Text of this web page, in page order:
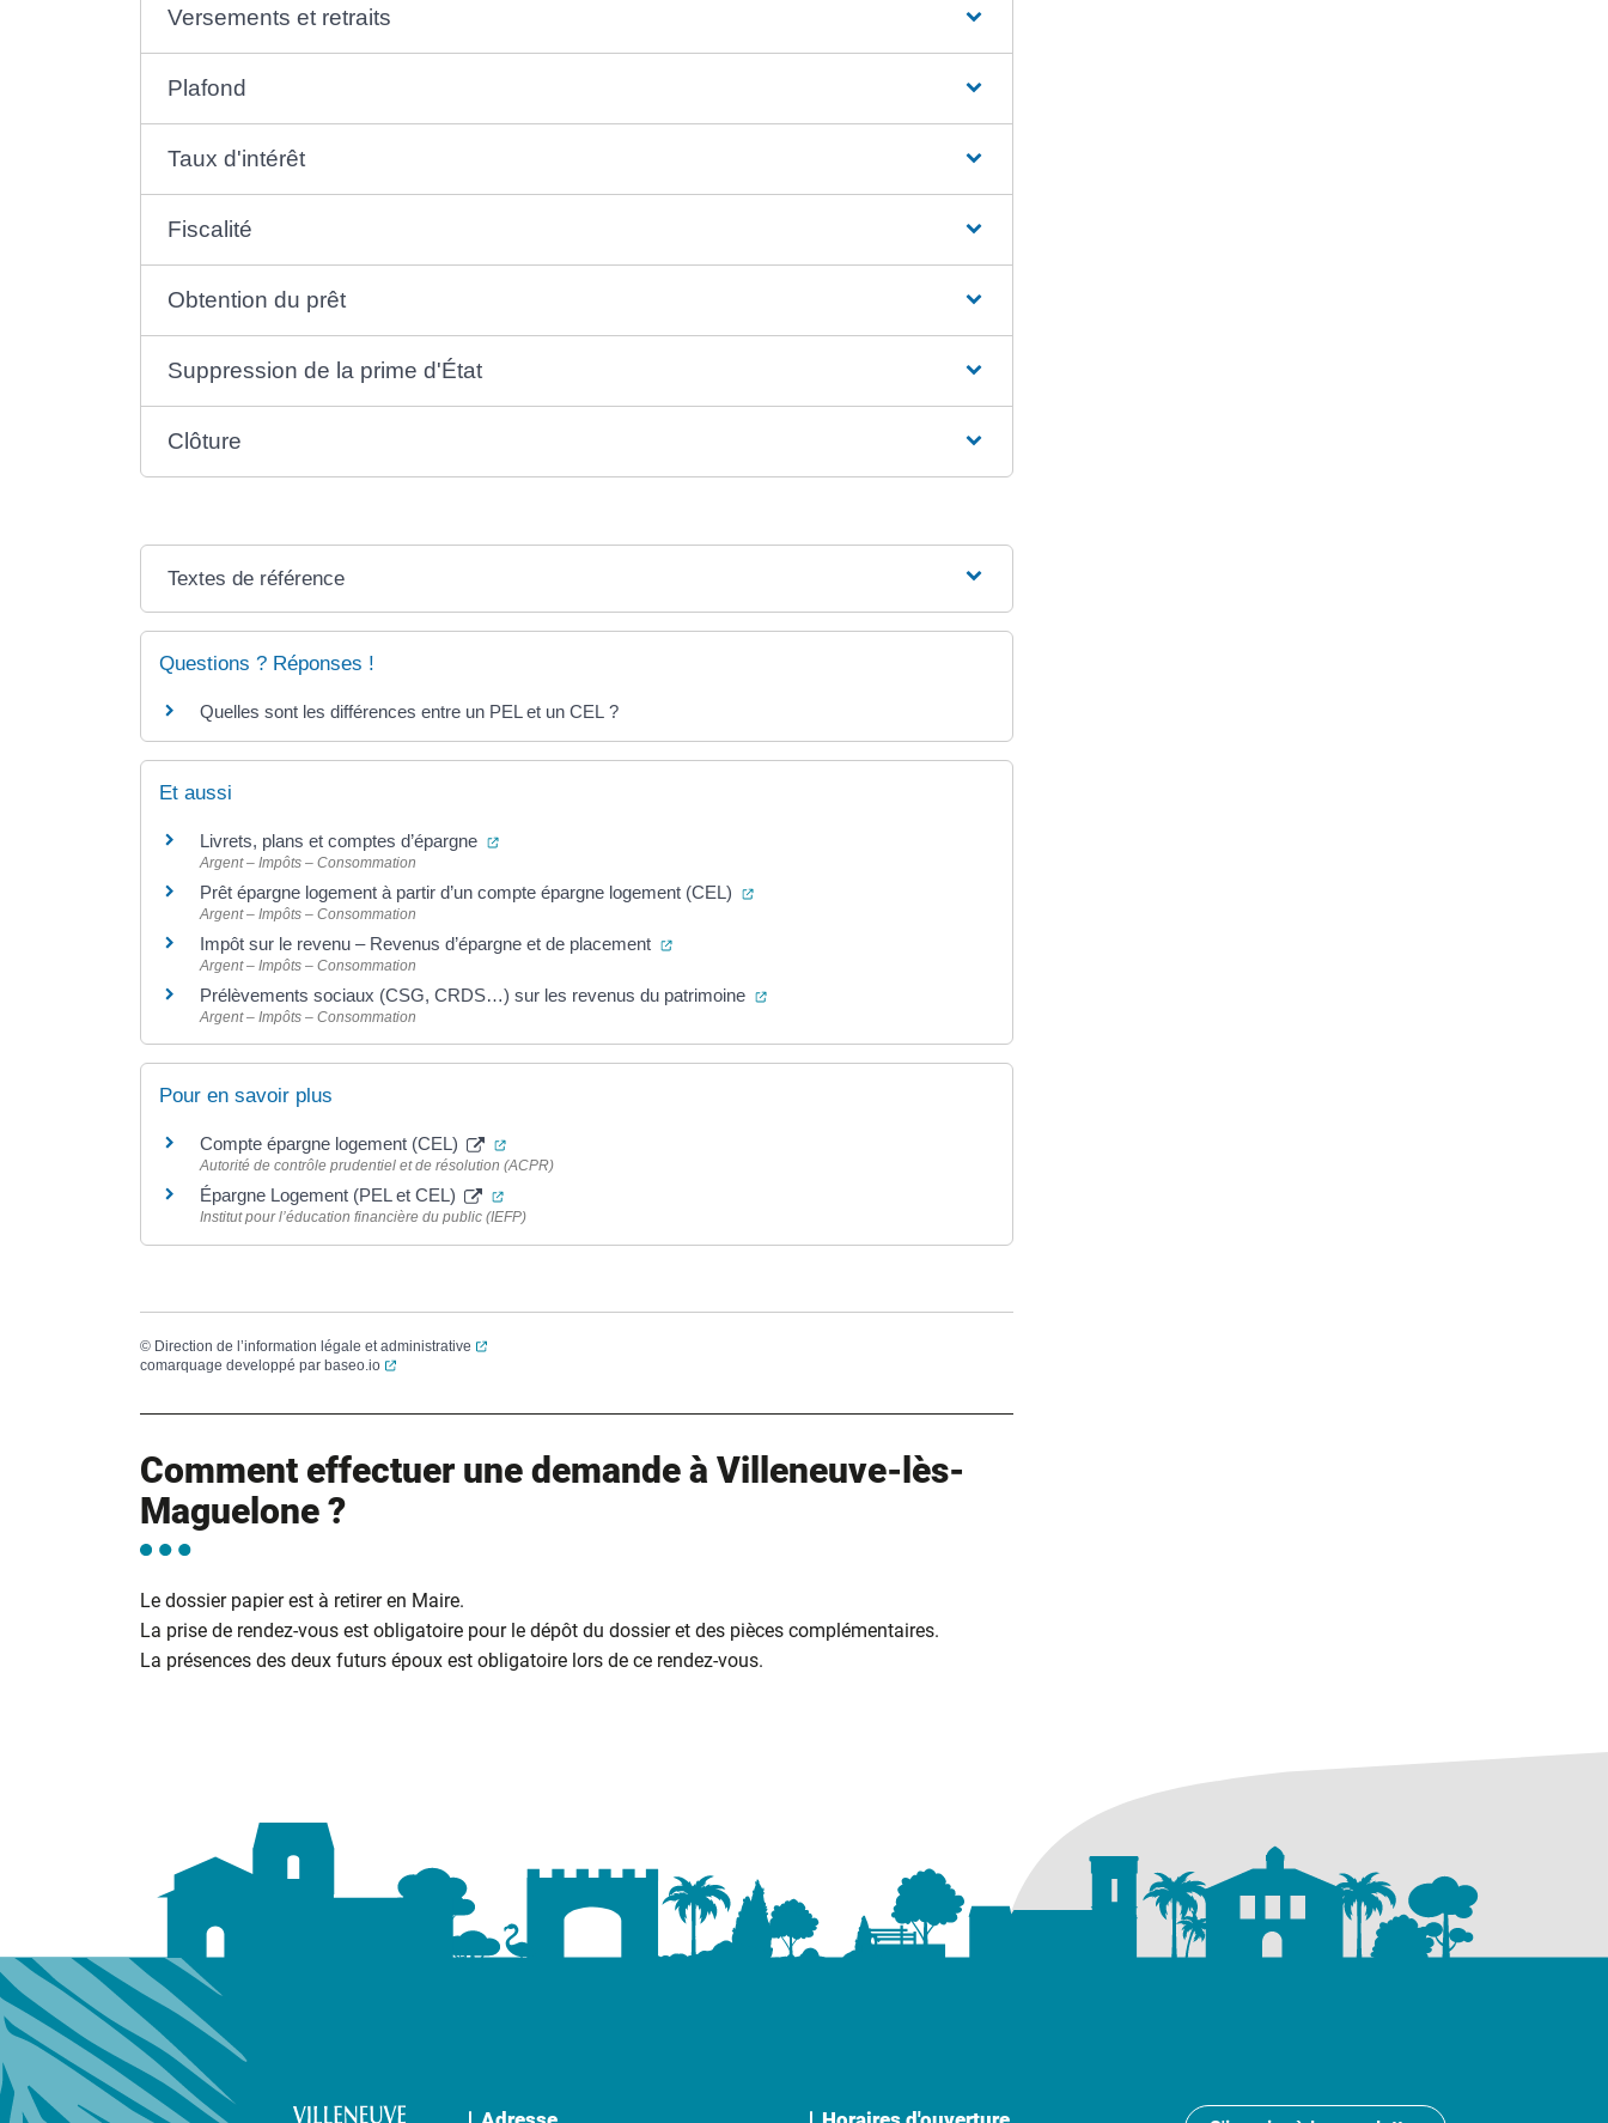
Versements et retraits
Plafond
Taux d'intérêt
Fiscalité
Obtention du prêt
Suppression de la prime d'État
Clôture
Textes de référence
Questions ? Réponses !
Quelles sont les différences entre un PEL et un CEL ?
Et aussi
Livrets, plans et comptes d’épargne (ouverture dans un nouvel onglet)
Argent – Impôts – Consommation
Prêt épargne logement à partir d’un compte épargne logement (CEL) (ouverture dans un nouvel onglet)
Argent – Impôts – Consommation
Impôt sur le revenu – Revenus d’épargne et de placement (ouverture dans un nouvel onglet)
Argent – Impôts – Consommation
Prélèvements sociaux (CSG, CRDS…) sur les revenus du patrimoine (ouverture dans un nouvel onglet)
Argent – Impôts – Consommation
Pour en savoir plus
Compte épargne logement (CEL) (ouverture dans un nouvel onglet)
Autorité de contrôle prudentiel et de résolution (ACPR)
Épargne Logement (PEL et CEL) (ouverture dans un nouvel onglet)
Institut pour l’éducation financière du public (IEFP)
© Direction de l’information légale et administrative
(ouverture dans un nouvel onglet)
comarquage developpé par baseo.io (ouverture dans un nouvel onglet)
Comment effectuer une demande à Villeneuve-lès-
Maguelone ?
Le dossier papier est à retirer en Maire.
La prise de rendez-vous est obligatoire pour le dépôt du dossier et des pièces complémentaires.
La présences des deux futurs époux est obligatoire lors de ce rendez-vous.